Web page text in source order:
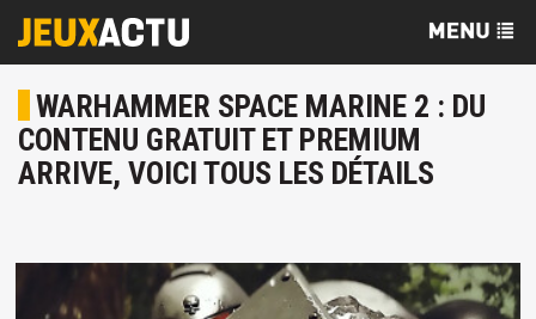
WARHAMMER SPACE MARINE 2 : DU
CONTENU GRATUIT ET PREMIUM
ARRIVE, VOICI TOUS LES DÉTAILS